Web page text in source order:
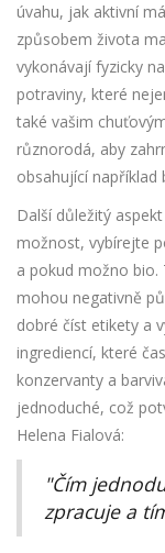
úvahu, jak aktivní
způsobem života
vykonávají fyzicky
potraviny, které
také vašim
různorodá, aby
obsahující například
Další důležitý
možnost, vybírejte
a pokud možno bio.
mohou negativně
dobré číst etikety a
ingrediencí, které
konzervanty a
jednoduché, což
Helena Fialová:
"Čím
zpracuje a